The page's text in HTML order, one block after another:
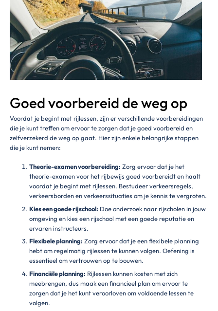
Goed voorbereid de weg op
Voordat je begint met rijlessen, zijn er verschillende voorbereidingen
die je kunt treffen om ervoor te zorgen dat je goed voorbereid en
zelfverzekerd de weg op gaat. Hier zijn enkele belangrijke stappen
die je kunt nemen:
Theorie-examen voorbereiding: Zorg ervoor dat je het
theorie-examen voor het rijbewijs goed voorbereidt en haalt
voordat je begint met rijlessen. Bestudeer verkeersregels,
verkeersborden en verkeerssituaties om je kennis te vergroten.
Kies een goede rijschool: Doe onderzoek naar rijscholen in jouw
omgeving en kies een rijschool met een goede reputatie en
ervaren instructeurs.
Flexibele planning: Zorg ervoor dat je een flexibele planning
hebt om regelmatig rijlessen te kunnen volgen. Oefening is
essentieel om vertrouwen op te bouwen.
Financiële planning: Rijlessen kunnen kosten met zich
meebrengen, dus maak een financieel plan om ervoor te
zorgen dat je het kunt veroorloven om voldoende lessen te
volgen.